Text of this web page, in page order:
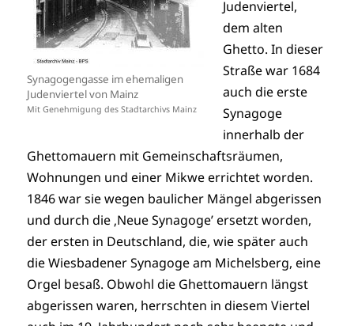
Synagogengasse im ehemaligen
Judenviertel von Mainz
Mit Genehmigung des Stadtarchivs Mainz
Judenviertel,
dem alten
Ghetto. In dieser
Straße war 1684
auch die erste
Synagoge
innerhalb der
Ghettomauern mit Gemeinschaftsräumen,
Wohnungen und einer Mikwe errichtet worden.
1846 war sie wegen baulicher Mängel abgerissen
und durch die ‚Neue Synagoge’ ersetzt worden,
der ersten in Deutschland, die, wie später auch
die Wiesbadener Synagoge am Michelsberg, eine
Orgel besaß. Obwohl die Ghettomauern längst
abgerissen waren, herrschten in diesem Viertel